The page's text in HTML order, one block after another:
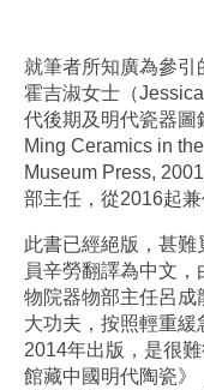
就筆者所知廣為參
霍吉淑女士（
代後期及明代瓷器圖
Ming Ceramics in
Museum Press,
部主任，從2016起
此書已經絕版，甚難
員辛勞翻譯為中文
物院器物部主任呂成
大功夫，按照輕重
2014年出版，是很
館藏中國明代陶瓷》